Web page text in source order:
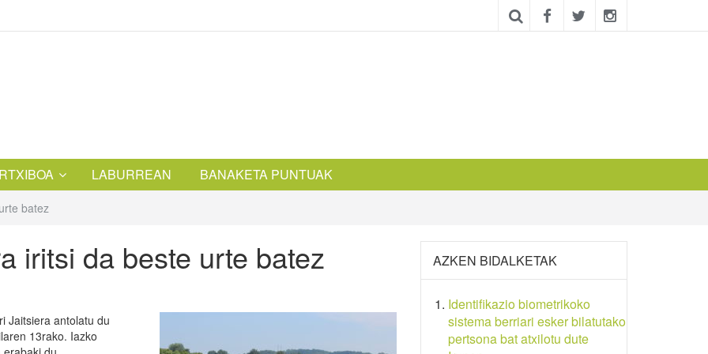
LABURREAN BANAKETA PUNTUAK
batez
iritsi da beste urte batez
Jaitsiera antolatu du
13rako. Iazko
AZKEN BIDALKETAK
Identifikazio biometrikoko
sistema berriari esker bilatutako
pertsona bat atxilotu dute